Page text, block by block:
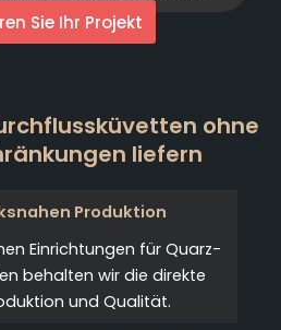
Sie Ihr Projekt
ohne
liefern
Produktion
Einrichtungen für Quarz-
behalten wir die direkte
und Qualität.